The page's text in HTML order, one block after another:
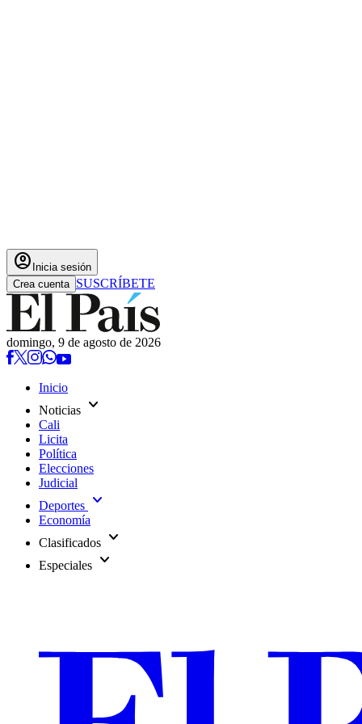
account_circle Inicia sesión
Crea cuenta SUSCRÍBETE
domingo, 9 de agosto de 2026
Inicio
Noticias expand_more
Cali
Licita
Política
Elecciones
Judicial
Deportes expand_more
Economía
Clasificados expand_more
Especiales expand_more